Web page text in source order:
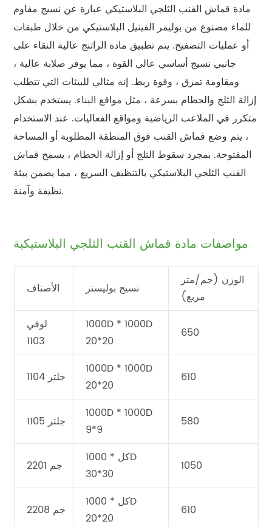
مادة قماش القنب الثلجي البلاستيكي عبارة عن نسيج مقاوم
للماء مصنوع من بوليمر الفينيل البلاستيكي من خلال طبقات
أو عمليات التصفيح. يتم تطبيق مادة الراتنج عالية النقاء على
جانبي نسيج أساسي عالي القوة ، مما يوفر صلابة عالية ،
ومقاومة تمزق ، وقوة ربط. إنه مثالي للبيئات التي تتطلب
إزالة الثلج والحطام بسرعة ، مثل مواقع البناء. يستخدم بشكل
متكرر في الملاعب الرياضية ومواقع الفعاليات. عند الاستخدام
، يتم وضع قماش القنب فوق المنطقة المطلوبة أو المساحة
المفتوحة. بمجرد سقوط الثلج أو إزالة الحطام ، يسمح قماش
القنب الثلجي البلاستيكي بالتنظيف السريع ، مما يضمن بيئة
نظيفة وآمنة.
مواصفات مادة قماش القنب الثلجي البلاستيكية
الأصناف نسيج بوليستر
الوزن (جم/متر
مربع)
لوفي
1103
1000D * 1000D
20*20
650
جلتر 1104
1000D * 1000D
20*20
610
جلتر 1105
1000D * 1000D
9*9
580
جم 2201
كل * 1000D
30*30
1050
جم 2208
كل * 1000D
20*20
610